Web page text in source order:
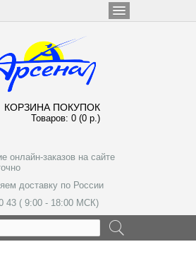
КОРЗИНА ПОКУПОК
Товаров: 0 (0 р.)
онлайн-заказов на сайте
доставку по России
43 ( 9:00 - 18:00 МСК)